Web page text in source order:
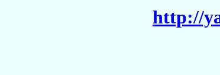
http://